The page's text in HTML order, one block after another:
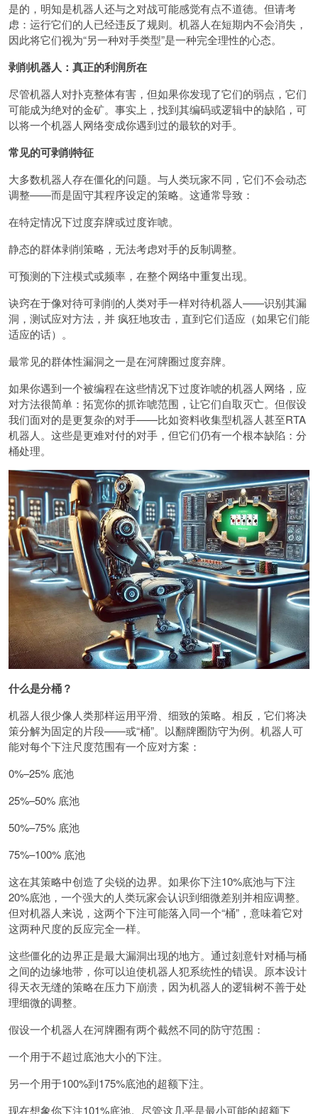
是的，明知是机器人还与之对战可能感觉有点不道德。但请考
虑：运行它们的人已经违反了规则。机器人在短期内不会消失，
因此将它们视为“另一种对手类型”是一种完全理性的心态。
剥削机器人：真正的利润所在
尽管机器人对扑克整体有害，但如果你发现了它们的弱点，它们
可能成为绝对的金矿。事实上，找到其编码或逻辑中的缺陷，可
以将一个机器人网络变成你遇到过的最软的对手。
常见的可剥削特征
大多数机器人存在僵化的问题。与人类玩家不同，它们不会动态
调整——而是固守其程序设定的策略。这通常导致：
在特定情况下过度弃牌或过度诈唬。
静态的群体剥削策略，无法考虑对手的反制调整。
可预测的下注模式或频率，在整个网络中重复出现。
诀窍在于像对待可剥削的人类对手一样对待机器人——识别其漏
洞，测试应对方法，并 疯狂地攻击，直到它们适应（如果它们能
适应的话）。
最常见的群体性漏洞之一是在河牌圈过度弃牌。
如果你遇到一个被编程在这些情况下过度诈唬的机器人网络，应
对方法很简单：拓宽你的抓诈唬范围，让它们自取灭亡。但假设
我们面对的是更复杂的对手——比如资料收集型机器人甚至RTA
机器人。这些是更难对付的对手，但它们仍有一个根本缺陷：分
桶处理。
什么是分桶？
机器人很少像人类那样运用平滑、细致的策略。相反，它们将决
策分解为固定的片段——或“桶”。以翻牌圈防守为例。机器人可
能对每个下注尺度范围有一个应对方案：
0%–25% 底池
25%–50% 底池
50%–75% 底池
75%–100% 底池
这在其策略中创造了尖锐的边界。如果你下注10%底池与下注
20%底池，一个强大的人类玩家会认识到细微差别并相应调整。
但对机器人来说，这两个下注可能落入同一个“桶”，意味着它对
这两种尺度的反应完全一样。
这些僵化的边界正是最大漏洞出现的地方。通过刻意针对桶与桶
之间的边缘地带，你可以迫使机器人犯系统性的错误。原本设计
得天衣无缝的策略在压力下崩溃，因为机器人的逻辑树不善于处
理细微的调整。
假设一个机器人在河牌圈有两个截然不同的防守范围：
一个用于不超过底池大小的下注。
另一个用于100%到175%底池的超额下注。
现在想象你下注101%底池。尽管这几乎是最小可能的超额下